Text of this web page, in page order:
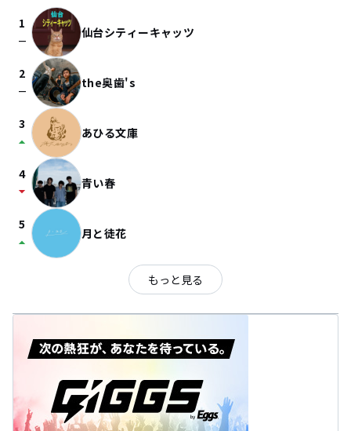
1
check_indeterminate_small 仙台シティーキャッツ
2
check_indeterminate_small the奥歯's
3
arrow_drop_up あひる文庫
4
arrow_drop_down 青い春
5
arrow_drop_up 月と徒花
もっと見る